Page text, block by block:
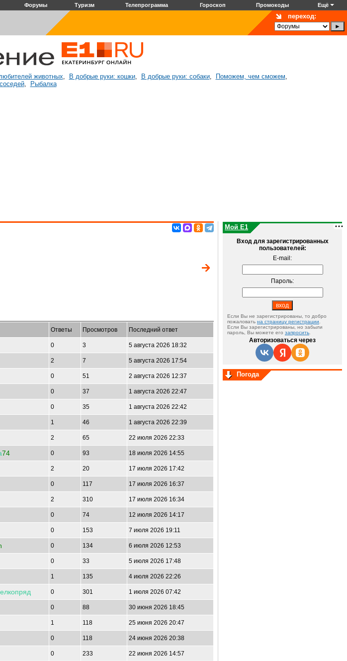
Форумы Туризм Телепрограмма Гороскоп Промокоды Ещё
переход:
животных, В добрые руки: кошки, В добрые руки: собаки, Поможем, чем сможем,
, Рыбалка
Ответы Просмотров Последний ответ
0 3 5 августа 2026 18:32
2 7 5 августа 2026 17:54
0 51 2 августа 2026 12:37
0 37 1 августа 2026 22:47
0 35 1 августа 2026 22:42
1 46 1 августа 2026 22:39
2 65 22 июля 2026 22:33
74 0 93 18 июля 2026 14:55
2 20 17 июля 2026 17:42
0 117 17 июля 2026 16:37
2 310 17 июля 2026 16:34
0 74 12 июля 2026 14:17
0 153 7 июля 2026 19:11
0 134 6 июля 2026 12:53
0 33 5 июля 2026 17:48
1 135 4 июля 2026 22:26
0 301 1 июля 2026 07:42
0 88 30 июня 2026 18:45
1 118 25 июня 2026 20:47
0 118 24 июня 2026 20:38
0 233 22 июня 2026 14:57
Мой E1
Вход для зарегистрированных
пользователей:
E-mail:
Пароль:
Если Вы не зарегистрированы, то добро
пожаловать на страницу регистрации
Если Вы зарегистрированы, но забыли
пароль, Вы можете его запросить
Авторизоваться через
Погода